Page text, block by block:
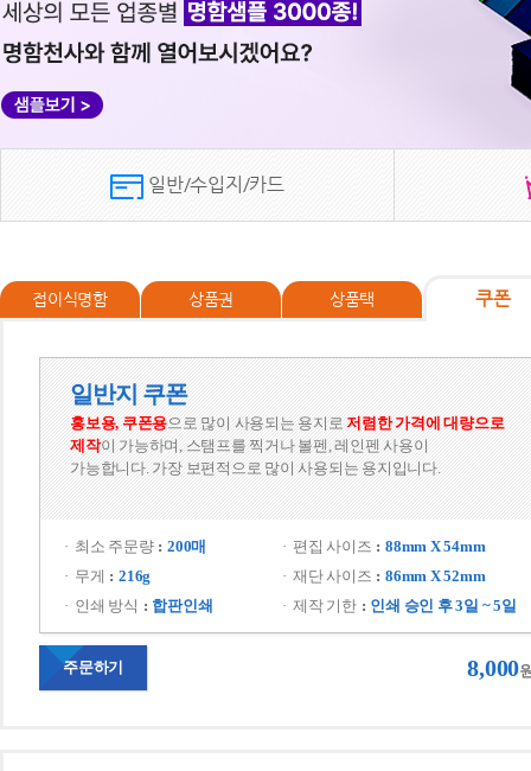
일반/수입지/카드
접이식명함 상품권 상품택 쿠폰
일반지 쿠폰
홍보용, 쿠폰용으로 많이 사용되는 용지로저렴한 가격에 대량으로
제작이 가능하며, 스탬프를 찍거나 볼펜, 레인펜 사용이
가능합니다. 가장 보편적으로 많이 사용되는 용지입니다.
최소 주문량
200매
무게
216g
인쇄 방식
합판인쇄
편집 사이즈
88mm X 54mm
재단 사이즈
86mm X 52mm
제작 기한
인쇄 승인 후 3일 ~ 5일
주문하기 8,000